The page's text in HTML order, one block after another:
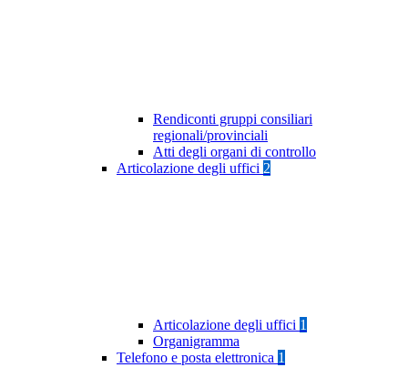
Rendiconti gruppi consiliari
regionali/provinciali
Atti degli organi di controllo
Articolazione degli uffici 2
Articolazione degli uffici 1
Organigramma
Telefono e posta elettronica 1